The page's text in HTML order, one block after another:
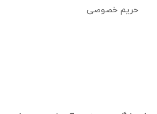
حریم خصوصی